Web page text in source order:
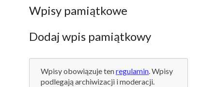
Wpisy pamiątkowe
Dodaj wpis pamiątkowy
Wpisy obowiązuje tenregulamin. Wpisy
podlegają archiwizacji i moderacji.